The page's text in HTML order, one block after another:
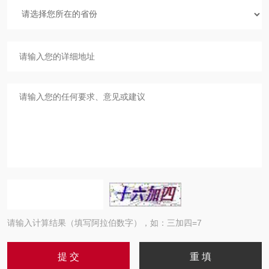
请输入计算结果（填写阿拉伯数字），如：三加四=7